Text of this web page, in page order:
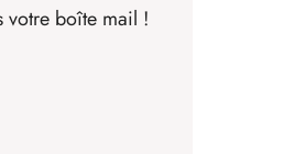
votre boîte mail !